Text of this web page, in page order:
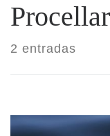
2 entradas